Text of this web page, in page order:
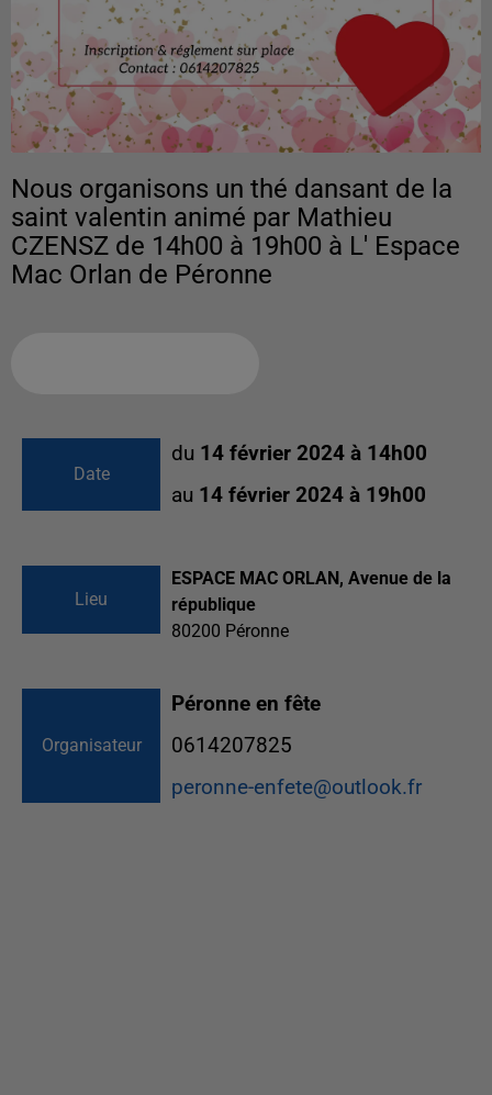
Nous organisons un thé dansant de la
saint valentin animé par Mathieu
CZENSZ de 14h00 à 19h00 à L' Espace
Mac Orlan de Péronne
Date
du 14 février 2024 à 14h00
au 14 février 2024 à 19h00
Lieu
ESPACE MAC ORLAN, Avenue de la
république
80200 Péronne
Organisateur
Péronne en fête
0614207825
peronne-enfete@outlook.fr